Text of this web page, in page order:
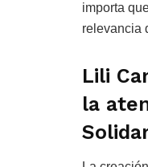
importa
relevancia
Lili
la